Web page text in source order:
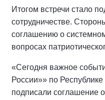
Итогом встречи стало
сотрудничестве.
соглашению о
вопросах
«Сегодня важное
России»» по
подписали соглашение